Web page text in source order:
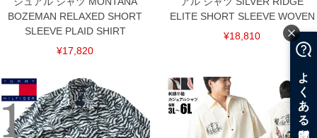
COLOR VARIATION
BOZEMAN RELAXED SHORT
SLEEVE PLAID SHIRT
¥17,820
ELITE SHORT SLEEVE WOVEN
¥18,810